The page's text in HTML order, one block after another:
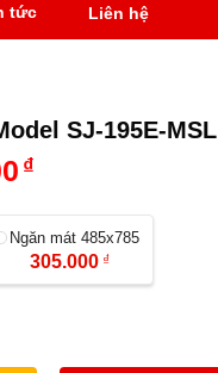
tức Liên hệ
SJ-195E-MSL
₫
Ngăn mát 485x785
305.000 ₫